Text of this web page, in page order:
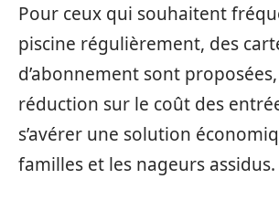
Pour ceux qui souhaitent
piscine régulièrement, des
d’abonnement sont
réduction sur le coût des
s’avérer une solution
familles et les nageurs assidus.